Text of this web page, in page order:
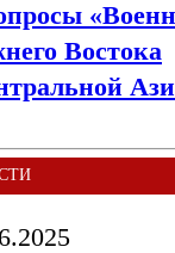
Востока